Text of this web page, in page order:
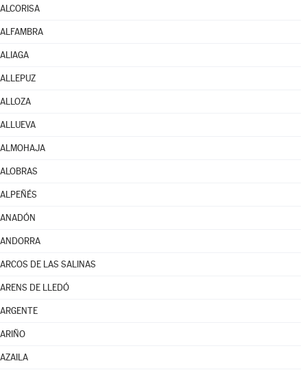
ALCORISA
ALFAMBRA
ALIAGA
ALLEPUZ
ALLOZA
ALLUEVA
ALMOHAJA
ALOBRAS
ALPEÑÉS
ANADÓN
ANDORRA
ARCOS DE LAS SALINAS
ARENS DE LLEDÓ
ARGENTE
ARIÑO
AZAILA